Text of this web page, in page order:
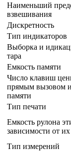
Наименьший
взвешивания
Дискретность
Тип индикаторов
Выборка и
тара
Емкость памяти
Число клавиш
прямым вызовом
памяти
Тип печати
Емкость рулона
зависимости от
Тип измерений